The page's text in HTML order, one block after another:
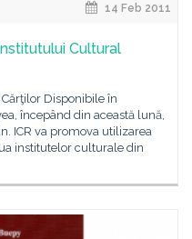
14 Feb 2011
Cultural
Disponibile în
începând din această lună,
ICR va promova utilizarea
institutelor culturale din